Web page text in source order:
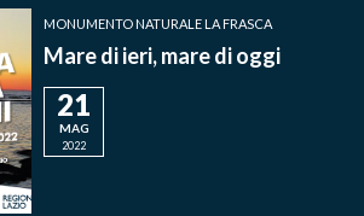
MONUMENTO NATURALE LA FRASCA
Mare di ieri, mare di oggi
21
MAG
2022